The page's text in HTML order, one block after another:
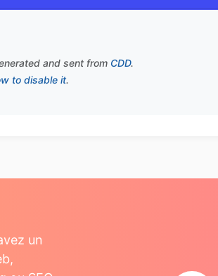
and sent from CDD.
to disable it.
un